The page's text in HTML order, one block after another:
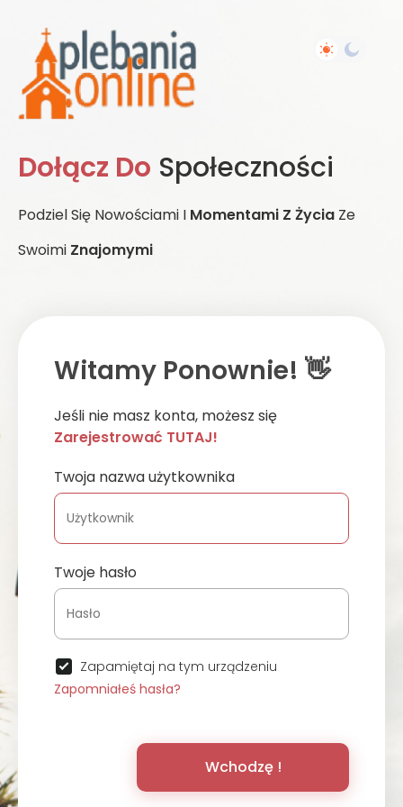
Dołącz Do Społeczności
Podziel Się Nowościami I Momentami Z Życia Ze
Swoimi Znajomymi
Witamy Ponownie! 👋
Jeśli nie masz konta, możesz się
Zarejestrować TUTAJ!
Twoja nazwa użytkownika
Twoje hasło
Zapamiętaj na tym urządzeniu
Zapomniałeś hasła?
Wchodzę !